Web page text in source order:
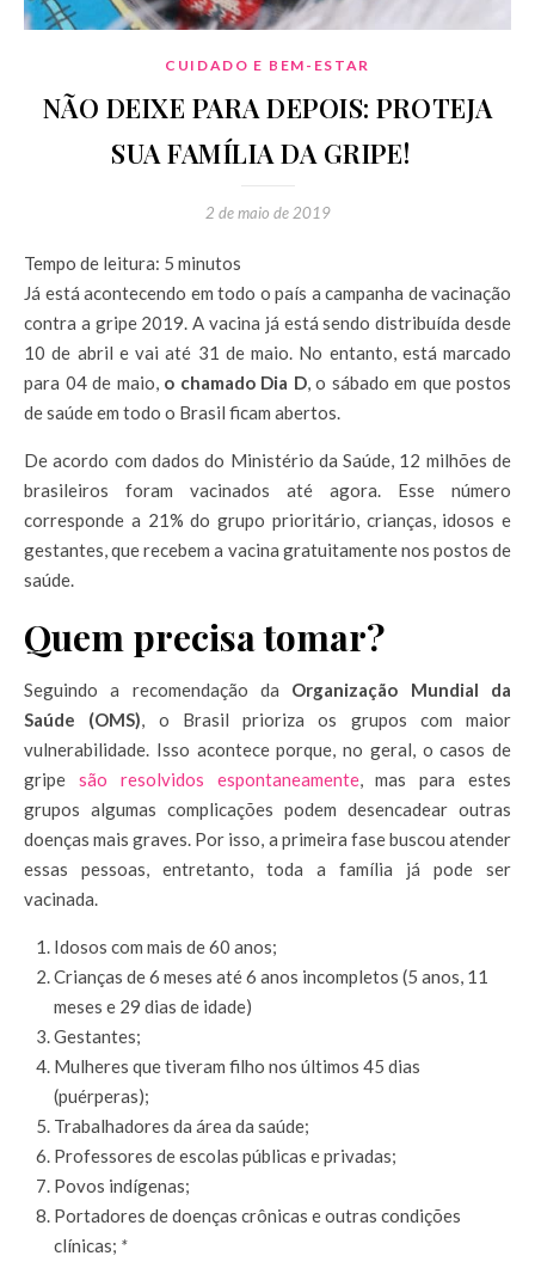
CUIDADO E BEM-ESTAR
NÃO DEIXE PARA DEPOIS: PROTEJA
SUA FAMÍLIA DA GRIPE!
2 de maio de 2019
Tempo de leitura: 5 minutos
Já está acontecendo em todo o país a campanha de vacinação
contra a gripe 2019. A vacina já está sendo distribuída desde
10 de abril e vai até 31 de maio. No entanto, está marcado
para 04 de maio, o chamado Dia D, o sábado em que postos
de saúde em todo o Brasil ficam abertos.
De acordo com dados do Ministério da Saúde, 12 milhões de
brasileiros foram vacinados até agora. Esse número
corresponde a 21% do grupo prioritário, crianças, idosos e
gestantes, que recebem a vacina gratuitamente nos postos de
saúde.
Quem precisa tomar?
Seguindo a recomendação da Organização Mundial da
Saúde (OMS), o Brasil prioriza os grupos com maior
vulnerabilidade. Isso acontece porque, no geral, o casos de
gripe são resolvidos espontaneamente, mas para estes
grupos algumas complicações podem desencadear outras
doenças mais graves. Por isso, a primeira fase buscou atender
essas pessoas, entretanto, toda a família já pode ser
vacinada.
Idosos com mais de 60 anos;
Crianças de 6 meses até 6 anos incompletos (5 anos, 11
meses e 29 dias de idade)
Gestantes;
Mulheres que tiveram filho nos últimos 45 dias
(puérperas);
Trabalhadores da área da saúde;
Professores de escolas públicas e privadas;
Povos indígenas;
Portadores de doenças crônicas e outras condições
clínicas; *